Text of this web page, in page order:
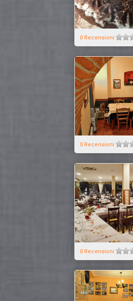
0 Recensioni
0 Recensioni
0 Recensioni